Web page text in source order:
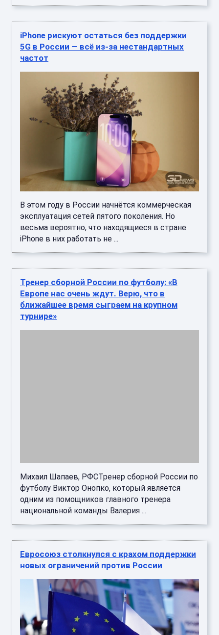
iPhone рискуют остаться без поддержки
5G в России — всё из-за нестандартных
частот
В этом году в России начнётся коммерческая
эксплуатация сетей пятого поколения. Но
весьма вероятно, что находящиеся в стране
iPhone в них работать не ...
Тренер сборной России по футболу: «В
Европе нас очень ждут. Верю, что в
ближайшее время сыграем на крупном
турнире»
Михаил Шапаев, РФСТренер сборной России по
футболу Виктор Онопко, который является
одним из помощников главного тренера
национальной команды Валерия ...
Евросоюз столкнулся с крахом поддержки
новых ограничений против России